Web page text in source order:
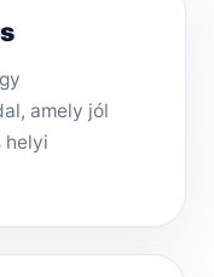
amely jól
helyi